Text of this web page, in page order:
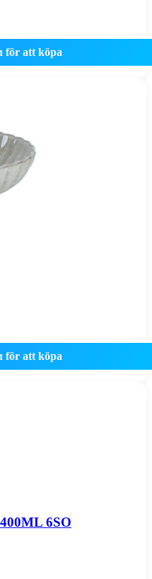
för att köpa
för att köpa
6SO